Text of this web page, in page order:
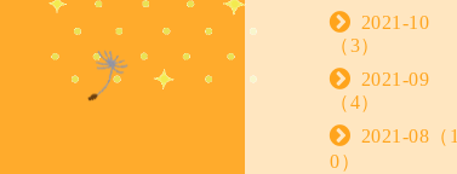
2021-10
（3）
2021-09
（4）
2021-08（1
0）